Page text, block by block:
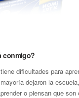
conmigo?
dificultades para
dejaron la
o piensan que son